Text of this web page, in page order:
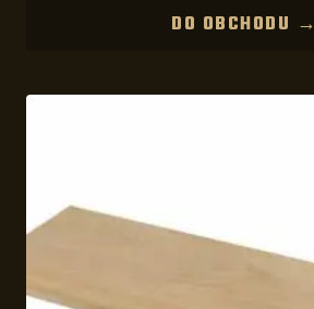
DO OBCHODU →